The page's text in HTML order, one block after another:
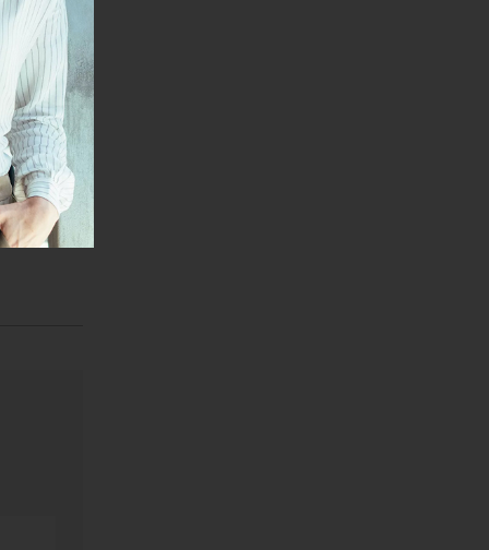
linka